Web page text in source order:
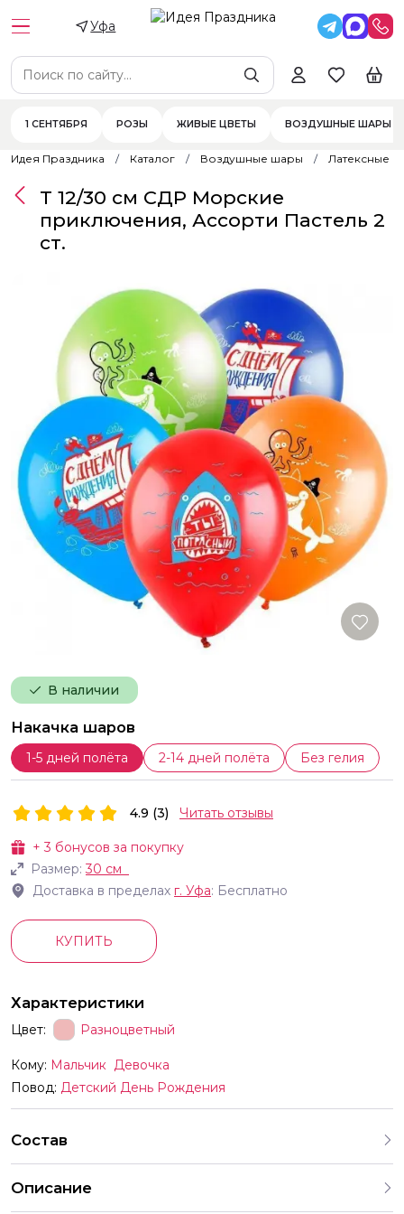
Уфа
1 СЕНТЯБРЯ РОЗЫ ЖИВЫЕ ЦВЕТЫ ВОЗДУШНЫЕ ШАРЫ
Идея Праздника Каталог Воздушные шары Латексные
В наличии
Накачка шаров
1-5 дней полёта 2-14 дней полёта Без гелия
Т 12/30 см СДР Морские
приключения, Ассорти Пастель 2
ст.
+3 бонусов за покупку
Размер:30 см
Доставка в пределах г. Уфа: Бесплатно
4.9 (3) Читать отзывы
КУПИТЬ
Характеристики
Цвет: Разноцветный
Кому: Мальчик Девочка
Повод: Детский День Рождения
Состав
Описание